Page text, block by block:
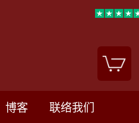
博客 联络我们